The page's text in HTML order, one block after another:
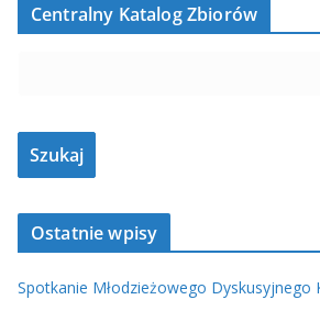
Centralny Katalog Zbiorów
Ostatnie wpisy
Spotkanie Młodzieżowego Dyskusyjnego